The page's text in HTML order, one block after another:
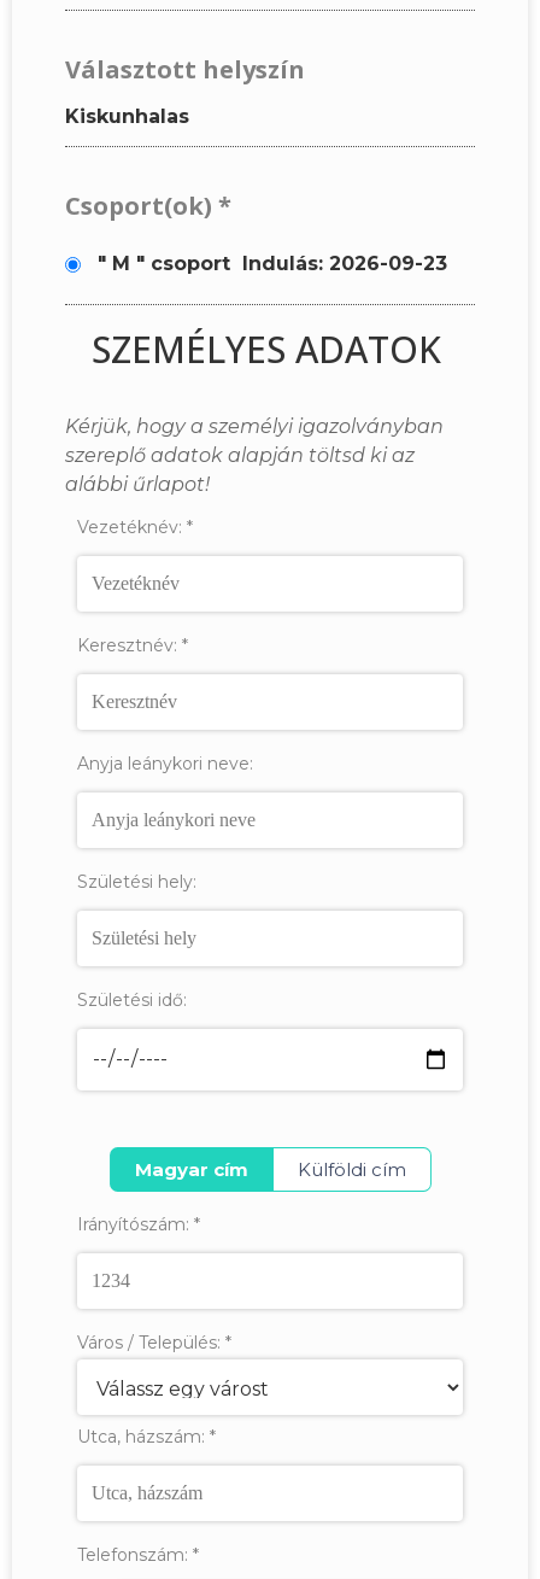
Választott helyszín
Kiskunhalas
Csoport(ok) *
" M " csoport Indulás: 2026-09-23
SZEMÉLYES ADATOK
Kérjük, hogy a személyi igazolványban
szereplő adatok alapján töltsd ki az
alábbi űrlapot!
Vezetéknév: *
Keresztnév: *
Anyja leánykori neve:
Születési hely:
Születési idő:
Magyar cím Külföldi cím
Irányítószám: *
Város / Település: *
Utca, házszám: *
Telefonszám: *